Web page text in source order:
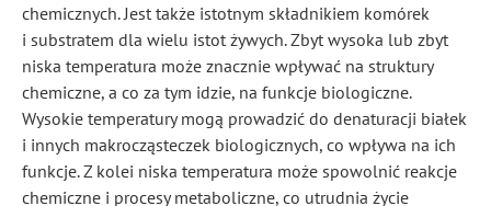
chemicznych. Jest także istotnym składnikiem komórek
i substratem dla wielu istot żywych. Zbyt wysoka lub zbyt
niska temperatura może znacznie wpływać na struktury
chemiczne, a co za tym idzie, na funkcje biologiczne.
Wysokie temperatury mogą prowadzić do denaturacji białek
i innych makrocząsteczek biologicznych, co wpływa na ich
funkcje. Z kolei niska temperatura może spowolnić reakcje
chemiczne i procesy metaboliczne, co utrudnia życie